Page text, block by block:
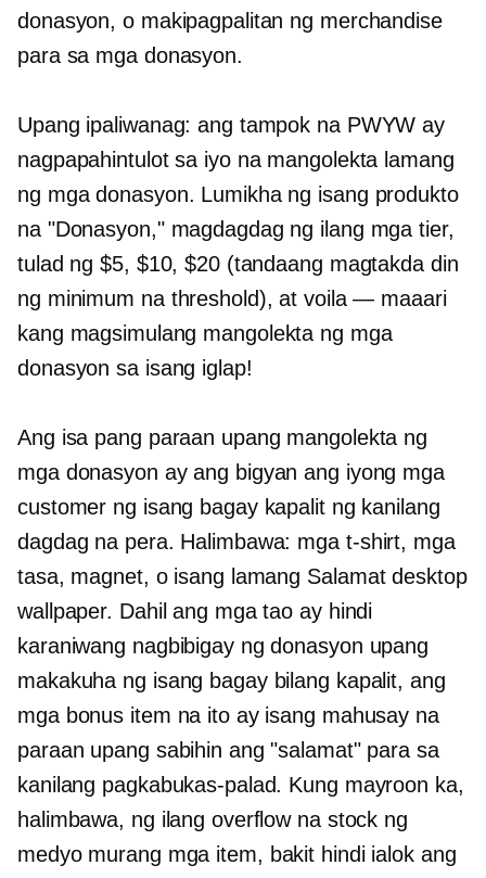
donasyon, o makipagpalitan ng merchandise
para sa mga donasyon.
Upang ipaliwanag: ang tampok na PWYW ay
nagpapahintulot sa iyo na mangolekta lamang
ng mga donasyon. Lumikha ng isang produkto
na "Donasyon," magdagdag ng ilang mga tier,
tulad ng $5, $10, $20 (tandaang magtakda din
ng minimum na threshold), at voila — maaari
kang magsimulang mangolekta ng mga
donasyon sa isang iglap!
Ang isa pang paraan upang mangolekta ng
mga donasyon ay ang bigyan ang iyong mga
customer ng isang bagay kapalit ng kanilang
dagdag na pera. Halimbawa: mga t-shirt, mga
tasa, magnet, o isang lamang Salamatdesktop
wallpaper. Dahil ang mga tao ay hindi
karaniwang nagbibigay ng donasyon upang
makakuha ng isang bagay bilang kapalit, ang
mga bonus item na ito ay isang mahusay na
paraan upang sabihin ang "salamat" para sa
kanilang pagkabukas-palad. Kung mayroon ka,
halimbawa, ng ilang overflow na stock ng
medyo murang mga item, bakit hindi ialok ang